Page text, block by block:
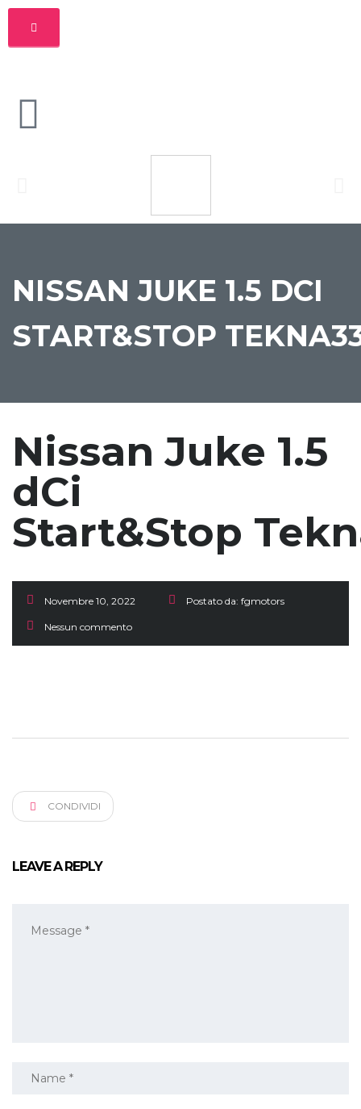
NISSAN JUKE 1.5 DCI
START&STOP
Nissan Juke 1.5
dCi
Start&Stop
Novembre 10, 2022 Postato da: fgmotors
Nessun commento
CONDIVIDI
LEAVE A REPLY